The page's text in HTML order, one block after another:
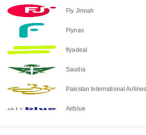
Fly Jinnah
Flynas
flyadeal
Saudia
Pakistan International Airlines
Airblue